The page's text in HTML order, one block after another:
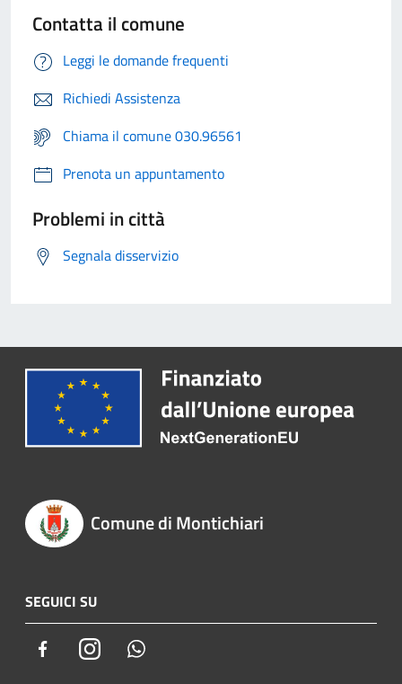
Contatta il comune
Leggi le domande frequenti
Richiedi Assistenza
Chiama il comune 030.96561
Prenota un appuntamento
Problemi in città
Segnala disservizio
Comune di Montichiari
SEGUICI SU
FacebookInstagram